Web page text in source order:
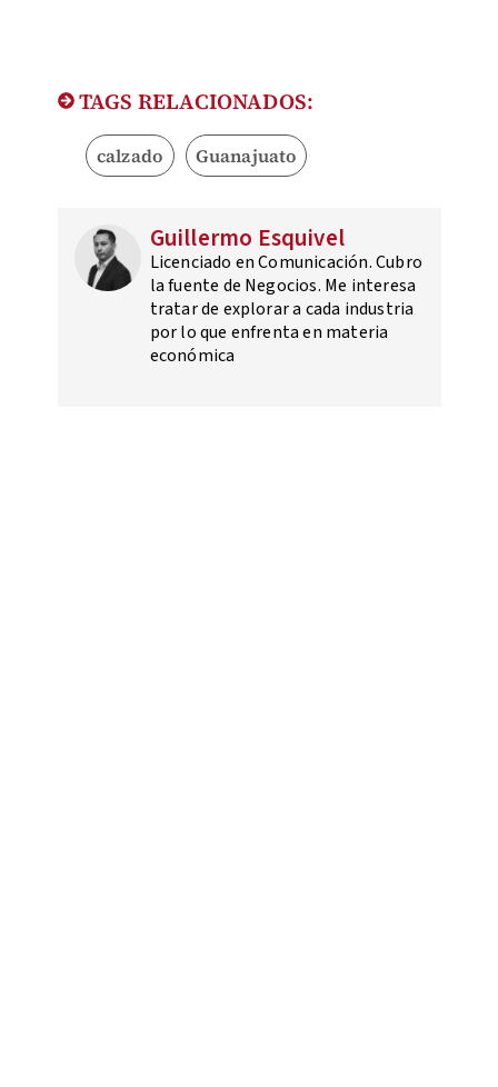
TAGS RELACIONADOS:
calzado Guanajuato
Guillermo Esquivel
Licenciado en Comunicación. Cubro
la fuente de Negocios. Me interesa
tratar de explorar a cada industria
por lo que enfrenta en materia
económica